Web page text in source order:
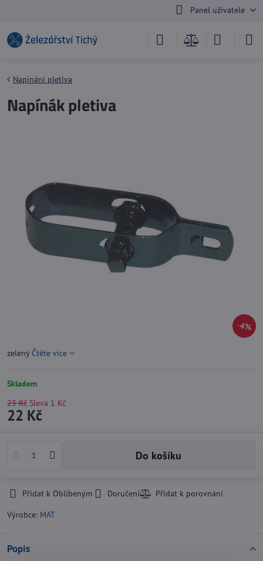
Panel uživatele
4%
Napínání pletiva
Napínák pletiva
zelený Čtěte více
Skladem
23 Kč Sleva 1 Kč
22 Kč
Do košíku
Přidat k Oblíbeným
Doručení
Výrobce: MAT
Popis